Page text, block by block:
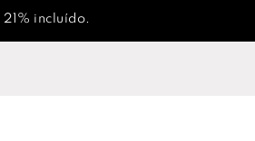
incluído.